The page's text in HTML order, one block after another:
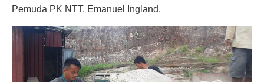
Pemuda PK NTT, Emanuel Ingland.